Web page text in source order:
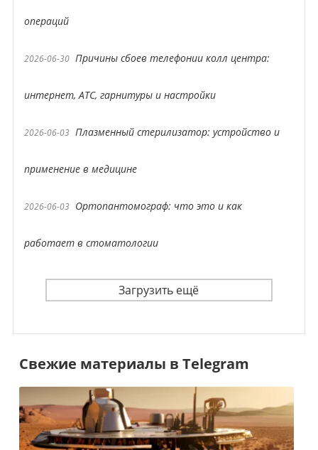
операций
2026-06-30 Причины сбоев телефонии колл центра:
интернет, АТС, гарнитуры и настройки
2026-06-03 Плазменный стерилизатор: устройство и
применение в медицине
2026-06-03 Ортопантомограф: что это и как
работает в стоматологии
Загрузить ещё
Свежие материалы в Telegram